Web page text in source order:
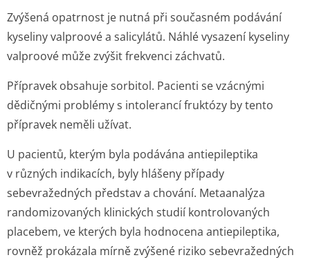
Zvýšená opatrnost je nutná při současném podávání
kyseliny valproové a salicylátů. Náhlé vysazení kyseliny
valproové může zvýšit frekvenci záchvatů.
Přípravek obsahuje sorbitol. Pacienti se vzácnými
dědičnými problémy s intolerancí fruktózy by tento
přípravek neměli užívat.
U pacientů, kterým byla podávána antiepileptika
v různých indikacích, byly hlášeny případy
sebevražedných představ a chování. Metaanalýza
randomizovaných klinických studií kontrolovaných
placebem, ve kterých byla hodnocena antiepileptika,
rovněž prokázala mírně zvýšené riziko sebevražedných